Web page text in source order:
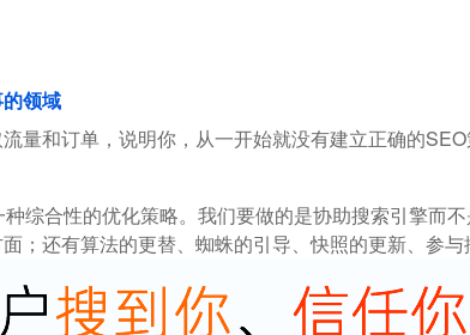
领域
量和订单，说明你，从一开始就没有建立正确的SEO
综合性的优化策略。我们要做的是协助搜索引擎而
；还有算法的更替、蜘蛛的引导、快照的更新、参与